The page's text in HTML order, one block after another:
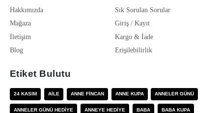
Hakkımızda
Mağaza
İletişim
Blog
Sık Sorulan Sorular
Giriş / Kayıt
Kargo & İade
Erişilebilirlik
Etiket Bulutu
24 KASIM AILE ANNE FINCAN ANNE KUPA ANNELER GÜNÜ
ANNELER GÜNÜ HEDIYE ANNEYE HEDIYE BABA BABA KUPA